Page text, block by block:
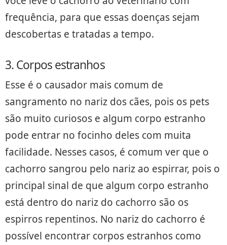
frequência, para que essas doenças sejam
descobertas e tratadas a tempo.
3. Corpos estranhos
Esse é o causador mais comum de
sangramento no nariz dos cães, pois os pets
são muito curiosos e algum corpo estranho
pode entrar no focinho deles com muita
facilidade. Nesses casos, é comum ver que o
cachorro sangrou pelo nariz ao espirrar, pois o
principal sinal de que algum corpo estranho
está dentro do nariz do cachorro são os
espirros repentinos. No nariz do cachorro é
possível encontrar corpos estranhos como